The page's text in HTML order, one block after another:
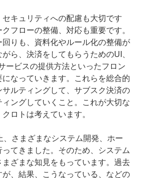
キュリティへの配慮も大切です
フローの整備、対応も重要です。
りも、資料化やルール化の整備が
ら、決済をしてもらうためのUI、
ービスの提供方法といったフロン
になっていきます。これらを総合的
ルティングして、サブスク決済の
ングしていくこと。これが大切な
ロトは考えています。
、さまざまなシステム開発、ホー
てきました。そのため、システム
ざまな知見をもっています。過去
、結果、こうなっている、などの